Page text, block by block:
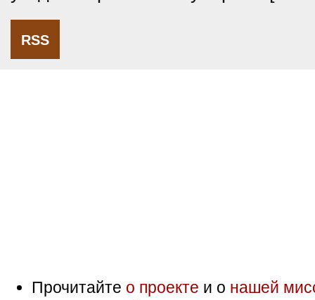
RSS
Прочитайте о проекте и о нашей